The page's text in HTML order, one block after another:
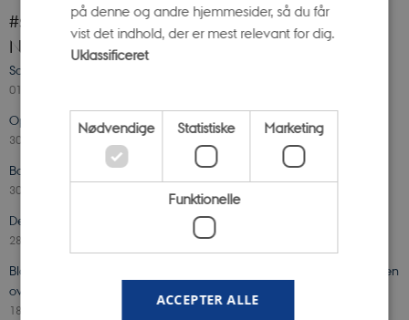
#stenomuseet på Instagram
Nyheder
Sommerferie på Science Museerne
01. juli 2026
Oplev solformørkelsen 12. august 2026
30. juni 2026 Ole Rømer-Observatoriet
Book en rundvisning i Aarhus Universitetspark og Universitetsbyen
30. juni 2026
Den oversete krop. Den oversete debat.
28. juni 2026
Blod, bryster og ulighed: Ny udstilling på Steno Museet undersøger den
oversete krop
18. juni 2026
på denne og andre hjemmesider, så du får
vist det indhold, der er mest relevant for dig.
Uklassificeret
Nødvendige Statistiske Marketing
Funktionelle
ACCEPTER ALLE